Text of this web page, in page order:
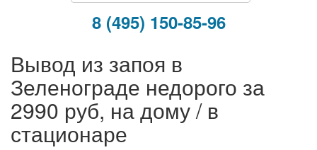
8 (495) 150-85-96
Вывод из запоя в
Зеленограде недорого за
2990 руб, на дому / в
стационаре